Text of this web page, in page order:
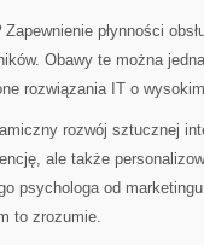
Zapewnienie płynności
Obawy te można
rozwiązania IT o
rozwój sztucznej
ale także
psychologa od
to zrozumie.